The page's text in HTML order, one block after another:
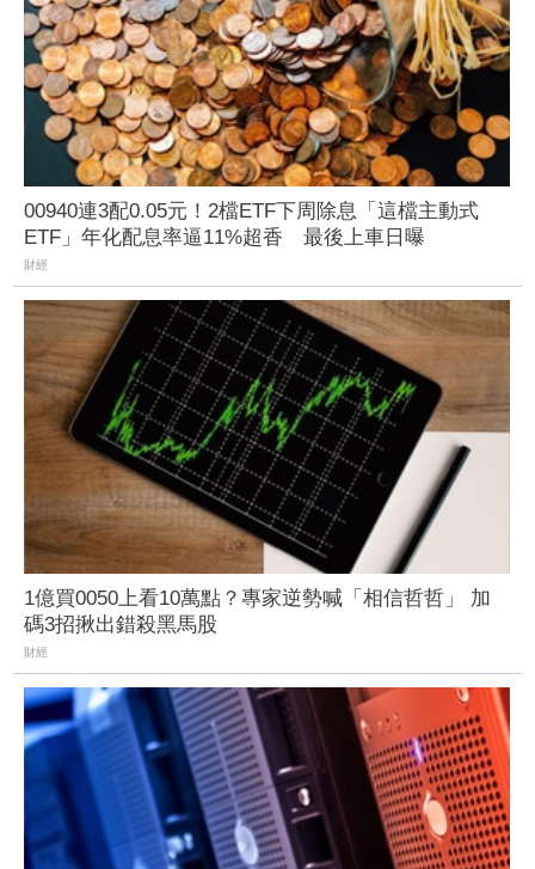
00940連3配0.05元！2檔ETF下周除息「這檔主動式
ETF」年化配息率逼11%超香 最後上車日曝
財經
1億買0050上看10萬點？專家逆勢喊「相信哲哲」 加
碼3招揪出錯殺黑馬股
財經